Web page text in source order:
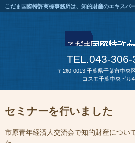
こだま国際特許商標事務所は、知的財産のエキスパー
TEL.043-306-
〒260-0013 千葉県千葉市中央
コスモ千葉中央ビル
セミナーを行いました
市原青年経済人交流会で知的財産につい